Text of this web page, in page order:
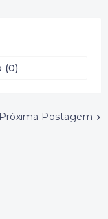
(0)
Próxima Postagem